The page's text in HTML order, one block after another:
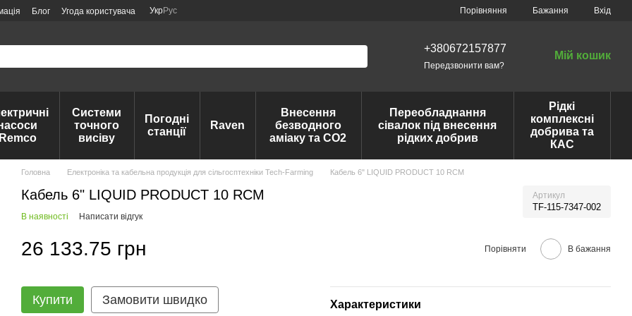
Блог Угода користувача УкрРус Порівняння Бажання Вхід
+380672157877
Передзвонити вам?
Мій кошик
Remco
Системи
точного
висіву
Погодні
станції
Raven
Внесення
безводного
аміаку та CO2
Переобладнання
сівалок під внесення
рідких добрив
Рідкі
комплексні
добрива та
КАС
Головна Електроніка та кабельна продукція для сільгосптехніки Tech-Farming Кабель 6" LIQUID PRODUCT 10 RCM
Кабель 6" LIQUID PRODUCT 10 RCM Артикул
TF-115-7347-002
В наявності Написати відгук
26 133.75 грн Порівняти В бажання
Купити Замовити швидко Характеристики